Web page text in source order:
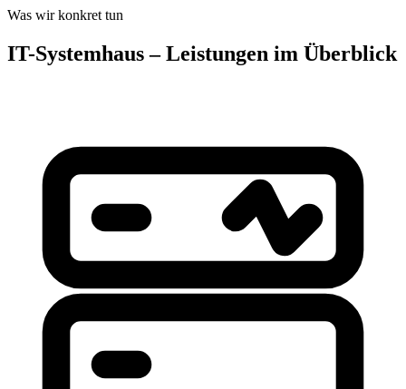
Was wir konkret tun
IT-Systemhaus – Leistungen im Überblick